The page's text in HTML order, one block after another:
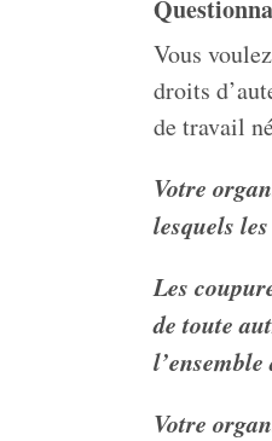
Vous
droits
de travail
Votre
lesquels
Les
de toute
Votre